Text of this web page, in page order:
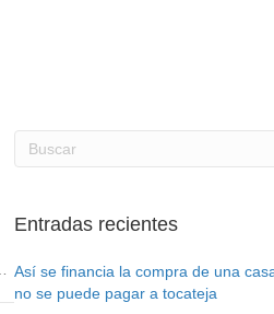
Entradas recientes
Así se financia la compra de una
no se puede pagar a tocateja